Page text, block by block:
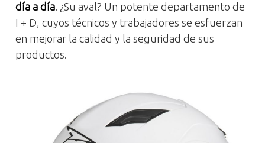
día a día. ¿Su aval? Un potente departamento de
I + D, cuyos técnicos y trabajadores se esfuerzan
en mejorar la calidad y la seguridad de sus
productos.